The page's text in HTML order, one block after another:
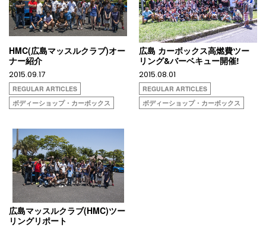
HMC(広島マッスルクラブ)オー
ナー紹介
2015.09.17
REGULAR ARTICLES
ボディーショップ・カーボックス
広島 カーボックス高燃費ツー
リング&バーベキュー開催!
2015.08.01
REGULAR ARTICLES
ボディーショップ・カーボックス
広島マッスルクラブ(HMC)ツー
リングリポート